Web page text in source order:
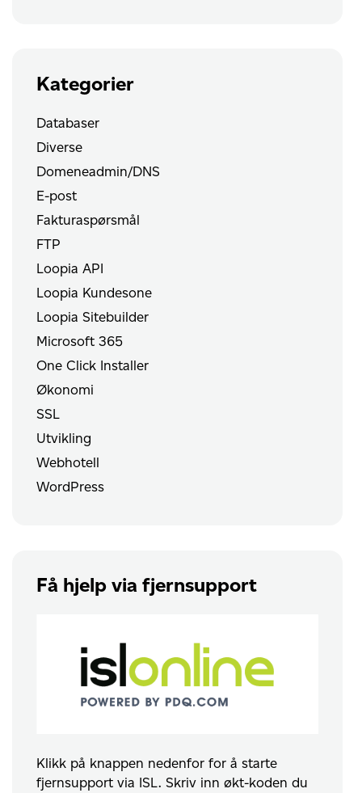
Kategorier
Databaser
Diverse
Domeneadmin/DNS
E-post
Fakturaspørsmål
FTP
Loopia API
Loopia Kundesone
Loopia Sitebuilder
Microsoft 365
One Click Installer
Økonomi
SSL
Utvikling
Webhotell
WordPress
Få hjelp via fjernsupport
Klikk på knappen nedenfor for å starte
fjernsupport via ISL. Skriv inn økt-koden du